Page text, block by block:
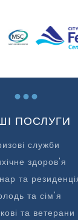
...
ПОСЛУГИ
служби
здоров'я
та
та сім'я
та ветерани